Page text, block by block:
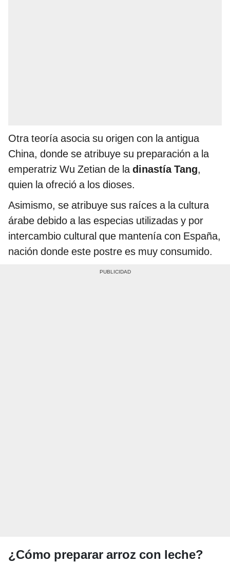
Otra teoría asocia su origen con la antigua
China, donde se atribuye su preparación a la
emperatriz Wu Zetian de ladinastía Tang,
quien la ofreció a los dioses.
Asimismo, se atribuye sus raíces a la cultura
árabe debido a las especias utilizadas y por
intercambio cultural que mantenía con España,
nación donde este postre es muy consumido.
¿Cómo preparar arroz con leche?